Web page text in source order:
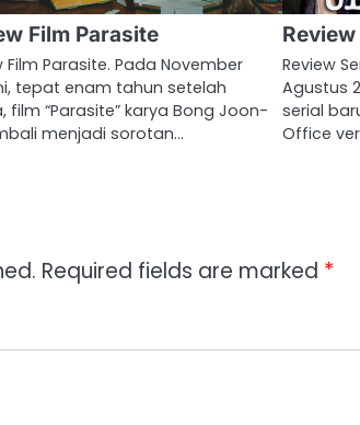
Film Parasite
Film Parasite. Pada November
tepat enam tahun setelah
film “Parasite” karya Bong Joon-
menjadi sorotan…
Review
Agustus
serial
Office
Required fields are marked *